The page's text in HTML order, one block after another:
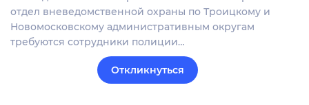
отдел вневедомственной охраны по Троицкому и
Новомосковскому административным округам
требуются сотрудники полиции…
Откликнуться